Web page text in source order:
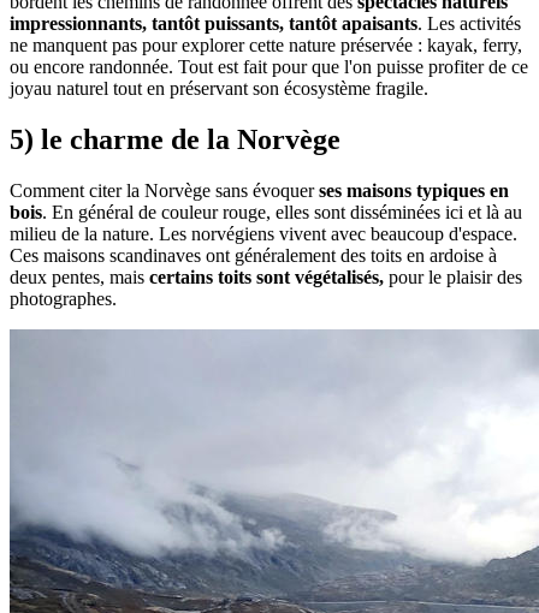
impressionnants, tantôt puissants, tantôt apaisants. Les activités
ne manquent pas pour explorer cette nature préservée : kayak, ferry,
ou encore randonnée. Tout est fait pour que l'on puisse profiter de ce
joyau naturel tout en préservant son écosystème fragile.
5) le charme de la Norvège
Comment citer la Norvège sans évoquerses maisons typiques en
bois. En général de couleur rouge, elles sont disséminées ici et là au
milieu de la nature. Les norvégiens vivent avec beaucoup d'espace.
Ces maisons scandinaves ont généralement des toits en ardoise à
deux pentes, mais certains toits sont végétalisés, pour le plaisir des
photographes.